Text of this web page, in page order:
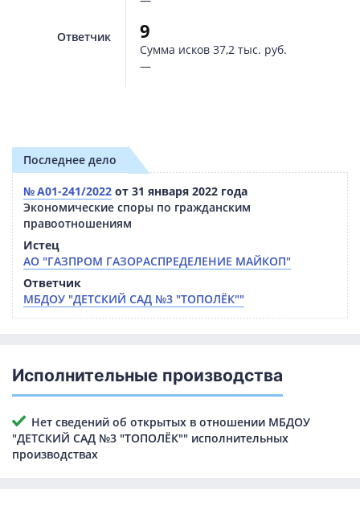
Ответчик 9
Сумма исков 37,2 тыс. руб.
—
Последнее дело
№ А01-241/2022 от 31 января 2022 года
Экономические споры по гражданским
правоотношениям
Истец
АО "ГАЗПРОМ ГАЗОРАСПРЕДЕЛЕНИЕ МАЙКОП"
Ответчик
МБДОУ "ДЕТСКИЙ САД №3 "ТОПОЛЁК""
Исполнительные производства
Нет сведений об открытых в отношении МБДОУ
"ДЕТСКИЙ САД №3 "ТОПОЛЁК"" исполнительных
производствах